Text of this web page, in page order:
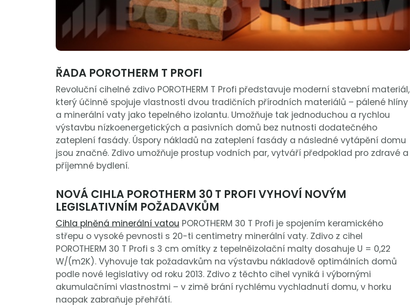
ŘADA POROTHERM T PROFI
Revoluční cihelné zdivo POROTHERM T Profi představuje moderní stavební materiál,
který účinně spojuje vlastnosti dvou tradičních přírodních materiálů – pálené hlíny
a minerální vaty jako tepelného izolantu. Umožňuje tak jednoduchou a rychlou
výstavbu nízkoenergetických a pasivních domů bez nutnosti dodatečného
zateplení fasády. Úspory nákladů na zateplení fasády a následné vytápění domu
jsou značné. Zdivo umožňuje prostup vodních par, vytváří předpoklad pro zdravé a
příjemné bydlení.
NOVÁ CIHLA POROTHERM 30 T PROFI VYHOVÍ NOVÝM
LEGISLATIVNÍM POŽADAVKŮM
Cihla plněná minerální vatou POROTHERM 30 T Profi je spojením keramického
střepu o vysoké pevnosti s 20-ti centimetry minerální vaty. Zdivo z cihel
POROTHERM 30 T Profi s 3 cm omítky z tepelněizolační malty dosahuje U = 0,22
W/(m2K). Vyhovuje tak požadavkům na výstavbu nákladově optimálních domů
podle nové legislativy od roku 2013. Zdivo z těchto cihel vyniká i výbornými
akumulačními vlastnostmi – v zimě brání rychlému vychladnutí domu, v horku
naopak zabraňuje přehřátí.